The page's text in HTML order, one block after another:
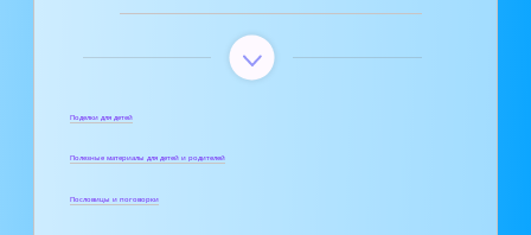
Поделки для детей
Полезные материалы для детей и родителей
Пословицы и поговорки